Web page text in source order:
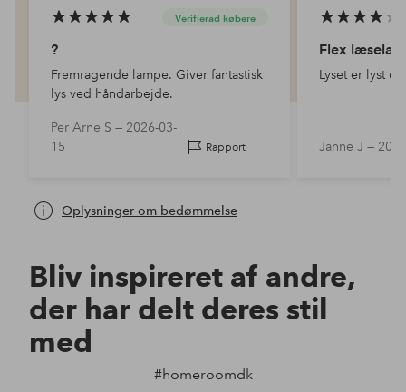
Verifierad købere
?
Fremragende lampe. Giver fantastisk
lys ved håndarbejde.
Per Arne S — 2026-03-
15
Rapport
Flex
Lyset er lyst
Janne J —
Oplysninger om bedømmelse
Bliv inspireret af andre,
der har delt deres stil
med
#homeroomdk